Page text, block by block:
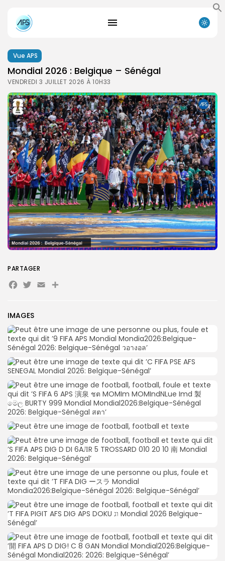
Search
Vue APS
Mondial 2026 : Belgique – Sénégal
VENDREDI 3 JUILLET 2026 À 10H33
IMAGES
PARTAGER
Facebook
Twitter
EmailPartager